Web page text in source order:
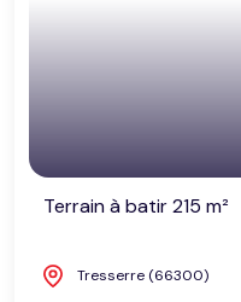
Terrain à batir 215 m²
Tresserre (66300)